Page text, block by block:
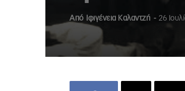
Από Ιφιγένεια Καλαντζή - 26